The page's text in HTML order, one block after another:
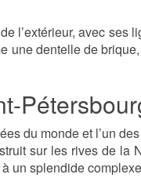
l’extérieur, avec ses
une dentelle de
du monde et l’un
sur les rives de la
un splendide